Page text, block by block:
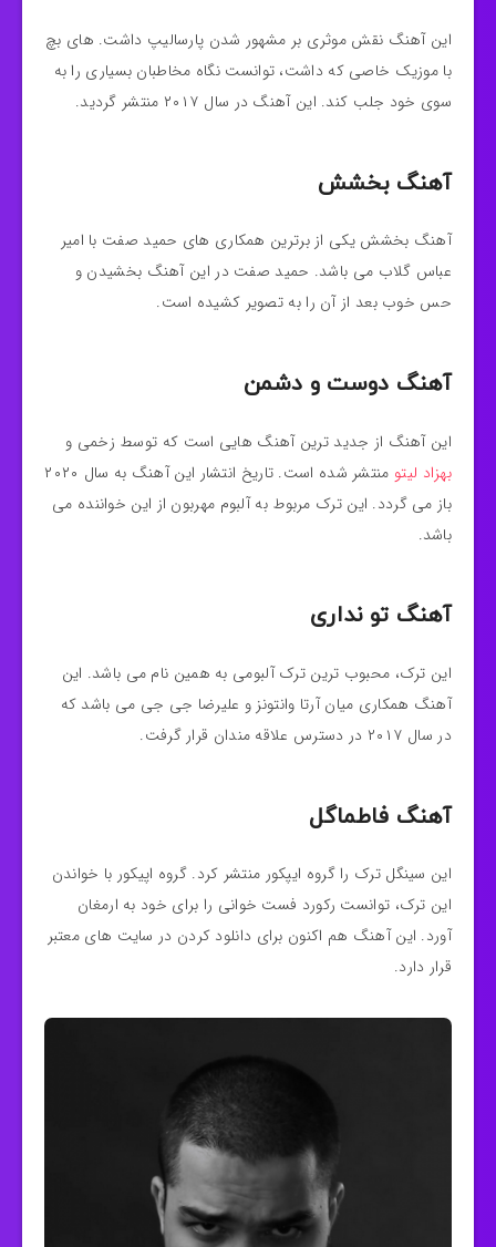
این آهنگ نقش موثری بر مشهور شدن پارسالیپ داشت. های بچ
با موزیک خاصی که داشت، توانست نگاه مخاطبان بسیاری را به
سوی خود جلب کند. این آهنگ در سال ۲۰۱۷ منتشر گردید.
آهنگ بخشش
آهنگ بخشش یکی از برترین همکاری های حمید صفت با امیر
عباس گلاب می باشد. حمید صفت در این آهنگ بخشیدن و
حس خوب بعد از آن را به تصویر کشیده است.
آهنگ دوست و دشمن
این آهنگ از جدید ترین آهنگ هایی است که توسط زخمی و
بهزاد لیتو
منتشر شده است. تاریخ انتشار این آهنگ به سال ۲۰۲۰
باز می گردد. این ترک مربوط به آلبوم مهربون از این خواننده می
باشد.
آهنگ تو نداری
این ترک، محبوب ترین ترک آلبومی به همین نام می باشد. این
آهنگ همکاری میان آرتا وانتونز و علیرضا جی جی می باشد که
در سال ۲۰۱۷ در دسترس علاقه مندان قرار گرفت.
آهنگ فاطماگل
این سینگل ترک را گروه ایپکور منتشر کرد. گروه اپیکور با خواندن
این ترک، توانست رکورد فست خوانی را برای خود به ارمغان
آورد. این آهنگ هم اکنون برای دانلود کردن در سایت های معتبر
قرار دارد.